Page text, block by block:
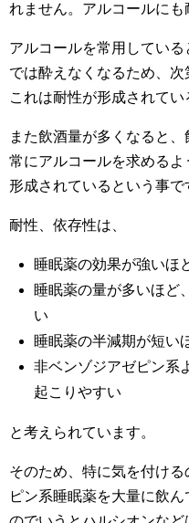
れません。アルコールにも
アルコールを常用してい
では酔えなくなるため、次
これは耐性が形成されてい
また飲酒量が多くなると、
常にアルコールを求める
形成されているという事で
耐性、依存性は、
睡眠薬の効果が強いほ
睡眠薬の量が多いほど
い
睡眠薬の半減期が短い
非ベンゾジアゼピン系
起こりやすい
と考えられています。
そのため、特に気を付け
ピン系睡眠薬を大量に飲